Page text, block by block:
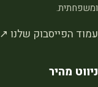
ומשפחתית.
עמוד הפייסבוק שלנו ↗
ניווט מהיר